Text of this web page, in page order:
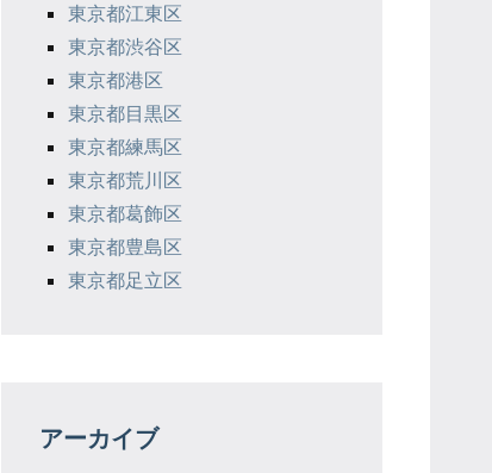
東京都江東区
東京都渋谷区
東京都港区
東京都目黒区
東京都練馬区
東京都荒川区
東京都葛飾区
東京都豊島区
東京都足立区
アーカイブ